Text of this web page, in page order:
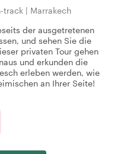
track | Marrakech
der ausgetretenen
und sehen Sie die
privaten Tour gehen
und erkunden die
erleben werden, wie
an Ihrer Seite!